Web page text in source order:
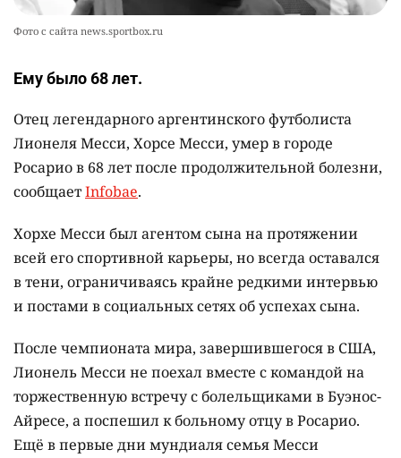
Фото с сайта news.sportbox.ru
Ему было 68 лет.
Отец легендарного аргентинского футболиста
Лионеля Месси, Хорсе Месси, умер в городе
Росарио в 68 лет после продолжительной болезни,
сообщаетInfobae.
Хорхе Месси был агентом сына на протяжении
всей его спортивной карьеры, но всегда оставался
в тени, ограничиваясь крайне редкими интервью
и постами в социальных сетях об успехах сына.
После чемпионата мира, завершившегося в США,
Лионель Месси не поехал вместе с командой на
торжественную встречу с болельщиками в Буэнос-
Айресе, а поспешил к больному отцу в Росарио.
Ещё в первые дни мундиаля семья Месси